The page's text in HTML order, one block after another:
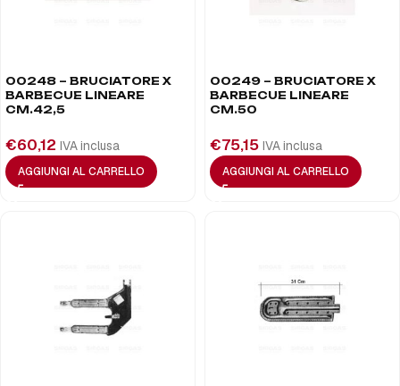
00248 – BRUCIATORE X
BARBECUE LINEARE
CM.42,5
€60,12 IVA inclusa
AGGIUNGI AL CARRELLO
00249 – BRUCIATORE X
BARBECUE LINEARE
CM.50
€75,15 IVA inclusa
AGGIUNGI AL CARRELLO